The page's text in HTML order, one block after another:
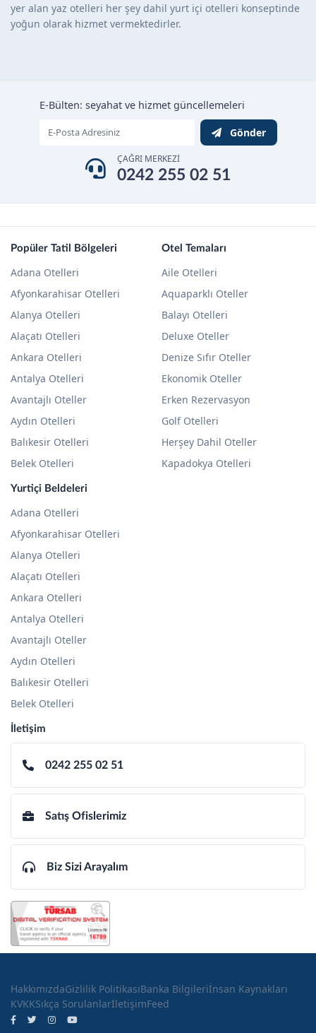
yer alan yaz otelleri her şey dahil yurt içi otelleri konseptinde
yoğun olarak hizmet vermektedirler.
E-Bülten: seyahat ve hizmet güncellemeleri
Gönder
ÇAĞRI MERKEZİ
0242 255 02 51
Popüler Tatil Bölgeleri
Adana Otelleri
Afyonkarahisar Otelleri
Alanya Otelleri
Alaçatı Otelleri
Ankara Otelleri
Antalya Otelleri
Avantajlı Oteller
Aydın Otelleri
Balıkesir Otelleri
Belek Otelleri
Otel Temaları
Aile Otelleri
Aquaparklı Oteller
Balayı Otelleri
Deluxe Oteller
Denize Sıfır Oteller
Ekonomik Oteller
Erken Rezervasyon
Golf Otelleri
Herşey Dahil Oteller
Kapadokya Otelleri
Yurtiçi Beldeleri
Adana Otelleri
Afyonkarahisar Otelleri
Alanya Otelleri
Alaçatı Otelleri
Ankara Otelleri
Antalya Otelleri
Avantajlı Oteller
Aydın Otelleri
Balıkesir Otelleri
Belek Otelleri
İletişim
0242 255 02 51
Satış Ofislerimiz
Biz Sizi Arayalım
HakkımızdaGizlilik PolitikasıBanka Bilgileriİnsan Kaynakları
KVKKSıkça SorulanlarİletişimFeed